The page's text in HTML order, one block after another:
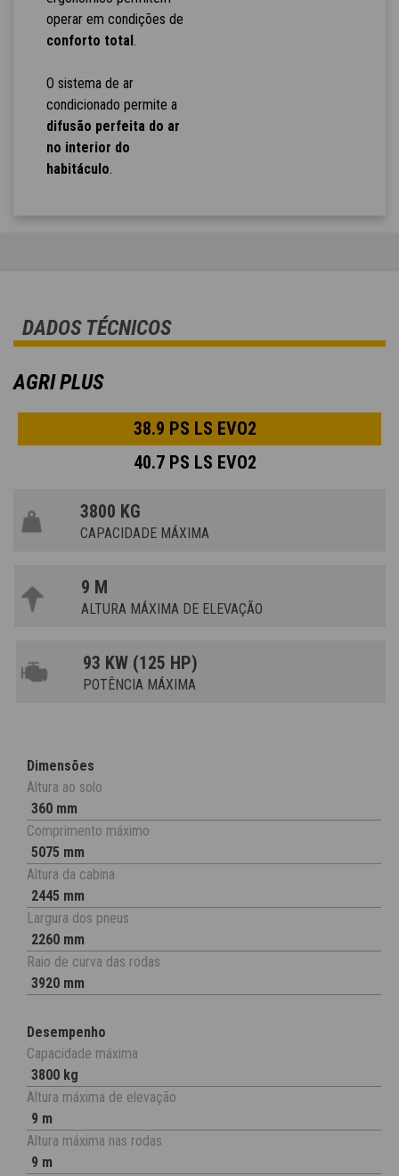
operar em condições de
conforto total .
O sistema de ar
condicionado permite a
difusão perfeita do ar
no interior do
habitáculo.
DADOS TÉCNICOS
AGRI PLUS
38.9 PS LS EVO2
40.7 PS LS EVO2
3800 KG
CAPACIDADE MÁXIMA
9 M
ALTURA MÁXIMA DE ELEVAÇÃO
93 KW (125 HP)
POTÊNCIA MÁXIMA
Dimensões
Altura ao solo
360 mm
Comprimento máximo
5075 mm
Altura da cabina
2445 mm
Largura dos pneus
2260 mm
Raio de curva das rodas
3920 mm
Desempenho
Capacidade máxima
3800 kg
Altura máxima de elevação
9 m
Altura máxima nas rodas
9 m